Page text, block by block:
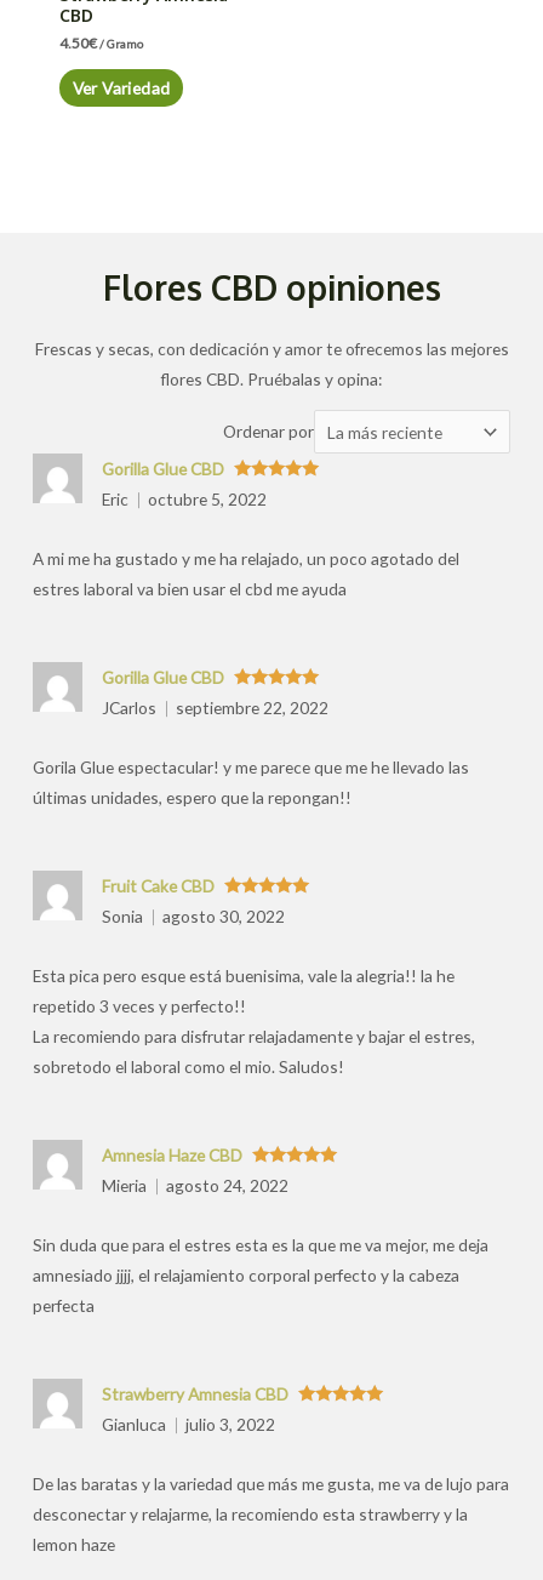
CBD
4.50€/ Gramo
Ver Variedad
Flores CBD opiniones
Frescas y secas, con dedicación y amor te ofrecemos las mejores
flores CBD. Pruébalas y opina:
Ordenar por Ordenar
las
Valorado
con
Gorilla Glue CBD
Eric
octubre 5, 2022
A mi me ha gustado y me ha relajado, un poco agotado del
estres laboral va bien usar el cbd me ayuda
Valorado
con5de 5
Gorilla Glue CBD
JCarlos
septiembre 22, 2022
Gorila Glue espectacular! y me parece que me he llevado las
últimas unidades, espero que la repongan!!
Valorado
con5de 5
Fruit Cake CBD
Sonia
agosto 30, 2022
Esta pica pero esque está buenisima, vale la alegria!! la he
repetido 3 veces y perfecto!!
La recomiendo para disfrutar relajadamente y bajar el estres,
sobretodo el laboral como el mio. Saludos!
Valorado
con5
Amnesia Haze CBD
Mieria
agosto 24, 2022
Sin duda que para el estres esta es la que me va mejor, me deja
amnesiado jjjj, el relajamiento corporal perfecto y la cabeza
perfecta
Strawberry Amnesia CBD
Gianluca
julio 3, 2022
De las baratas y la variedad que más me gusta, me va de lujo para
desconectar y relajarme, la recomiendo esta strawberry y la
lemon haze